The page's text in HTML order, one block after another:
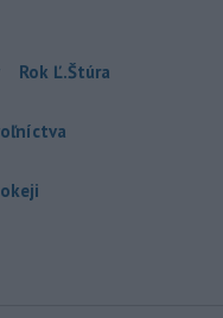
Rok Ľ.Štúra